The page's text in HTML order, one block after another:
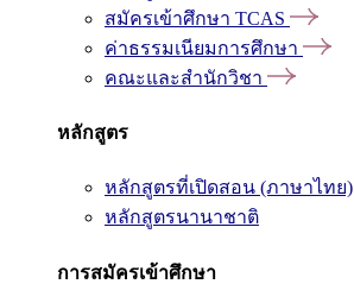
สมัครเข้าศึกษา TCAS
ค่าธรรมเนียมการศึกษา
คณะและสำนักวิชา
หลักสูตร
หลักสูตรที่เปิดสอน (ภาษาไทย)
หลักสูตรนานาชาติ
การสมัครเข้าศึกษา